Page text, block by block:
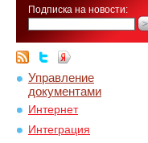
Подписка на новости:
Управление
документами
Интернет
Интеграция